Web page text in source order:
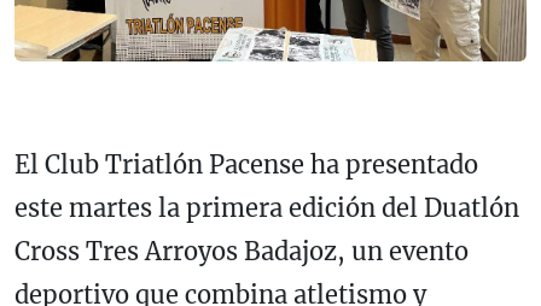
El Club Triatlón Pacense ha presentado
este martes la primera edición del Duatlón
Cross Tres Arroyos Badajoz, un evento
deportivo que combina atletismo y